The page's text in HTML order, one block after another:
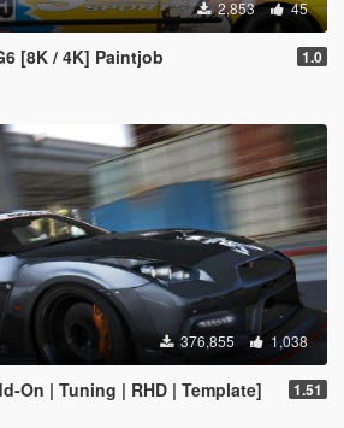
2,853 45
[8K / 4K] Paintjob 1.0
376,855 1,038
On | Tuning | RHD | Template] 1.51